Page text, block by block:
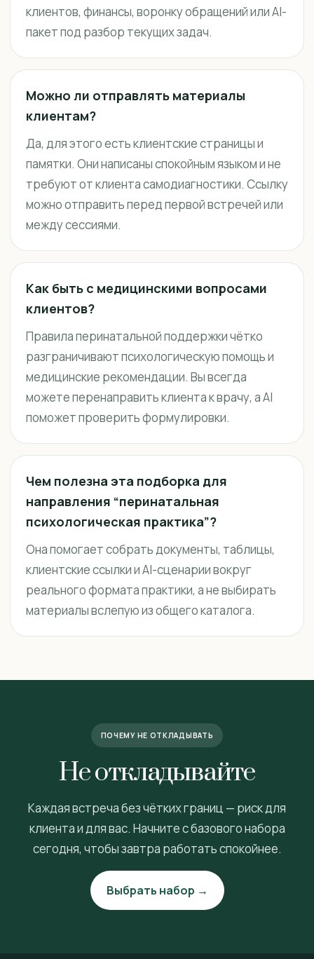
клиентов, финансы, воронку обращений или AI-
пакет под разбор текущих задач.
Можно ли отправлять материалы
клиентам?
Да, для этого есть клиентские страницы и
памятки. Они написаны спокойным языком и не
требуют от клиента самодиагностики. Ссылку
можно отправить перед первой встречей или
между сессиями.
Как быть с медицинскими вопросами
клиентов?
Правила перинатальной поддержки чётко
разграничивают психологическую помощь и
медицинские рекомендации. Вы всегда
можете перенаправить клиента к врачу, а AI
поможет проверить формулировки.
Чем полезна эта подборка для
направления “перинатальная
психологическая практика”?
Она помогает собрать документы, таблицы,
клиентские ссылки и AI-сценарии вокруг
реального формата практики, а не выбирать
материалы вслепую из общего каталога.
ПОЧЕМУ НЕ ОТКЛАДЫВАТЬ
Не откладывайте
Каждая встреча без чётких границ — риск для
клиента и для вас. Начните с базового набора
сегодня, чтобы завтра работать спокойнее.
Выбрать набор →